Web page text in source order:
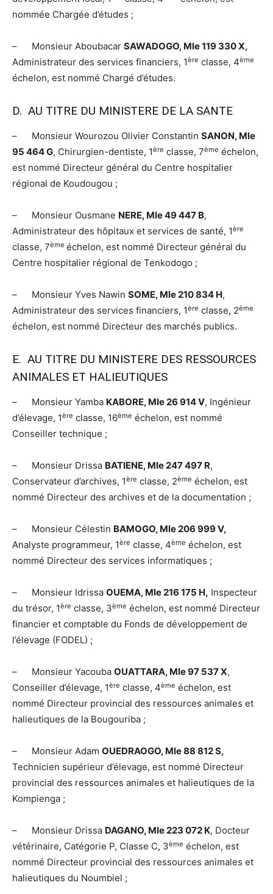
nommée Chargée d’études ;
– Monsieur Aboubacar SAWADOGO, Mle 119 330 X,
Administrateur des services financiers, 1ère classe, 4ème
échelon, est nommé Chargé d’études.
D. AU TITRE DU MINISTERE DE LA SANTE
– Monsieur Wourozou Olivier Constantin SANON, Mle
95 464 G, Chirurgien-dentiste, 1ère classe, 7ème échelon,
est nommé Directeur général du Centre hospitalier
régional de Koudougou ;
– Monsieur Ousmane NERE, Mle 49 447 B,
Administrateur des hôpitaux et services de santé, 1ère
classe, 7ème échelon, est nommé Directeur général du
Centre hospitalier régional de Tenkodogo ;
– Monsieur Yves Nawin SOME, Mle 210 834 H,
Administrateur des services financiers, 1ère classe, 2ème
échelon, est nommé Directeur des marchés publics.
E. AU TITRE DU MINISTERE DES RESSOURCES
ANIMALES ET HALIEUTIQUES
– Monsieur Yamba KABORE, Mle 26 914 V, Ingénieur
d’élevage, 1ère classe, 16ème échelon, est nommé
Conseiller technique ;
– Monsieur Drissa BATIENE, Mle 247 497 R,
Conservateur d’archives, 1ère classe, 2ème échelon, est
nommé Directeur des archives et de la documentation ;
– Monsieur Célestin BAMOGO, Mle 206 999 V,
Analyste programmeur, 1ère classe, 4ème échelon, est
nommé Directeur des services informatiques ;
– Monsieur Idrissa OUEMA, Mle 216 175 H, Inspecteur
du trésor, 1ère classe, 3ème échelon, est nommé Directeur
financier et comptable du Fonds de développement de
l’élevage (FODEL) ;
– Monsieur Yacouba OUATTARA, Mle 97 537 X,
Conseiller d’élevage, 1ère classe, 4ème échelon, est
nommé Directeur provincial des ressources animales et
halieutiques de la Bougouriba ;
– Monsieur Adam OUEDRAOGO, Mle 88 812 S,
Technicien supérieur d’élevage, est nommé Directeur
provincial des ressources animales et halieutiques de la
Kompienga ;
– Monsieur Drissa DAGANO, Mle 223 072 K, Docteur
vétérinaire, Catégorie P, Classe C, 3ème échelon, est
nommé Directeur provincial des ressources animales et
halieutiques du Noumbiel ;